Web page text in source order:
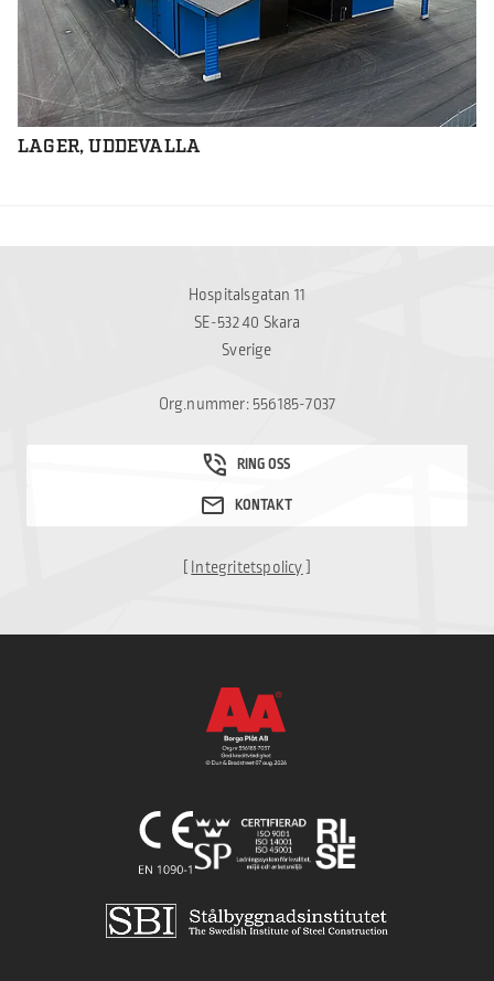
LAGER, UDDEVALLA
Hospitalsgatan 11
SE-532 40 Skara
Sverige
Org.nummer: 556185-7037
[Integritetspolicy]